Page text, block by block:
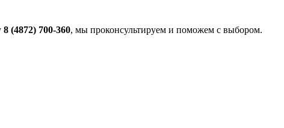
8 (4872) 700-360, мы проконсультируем и поможем с выбором.